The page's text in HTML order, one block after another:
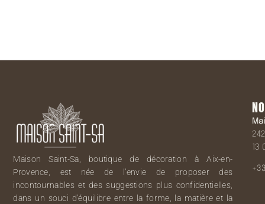
Maison Saint-Sa, boutique de décoration à Aix-en-
Provence, est née de l’envie de proposer des
incontournables et des suggestions plus confidentielles,
dans un souci d’équilibre entre la forme, la matière et la
13